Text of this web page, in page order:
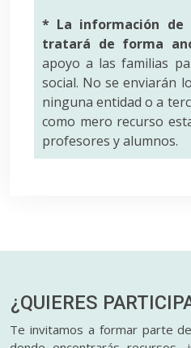
* La información de
tratará de forma
apoyo a las familias
social. No se enviarán
ninguna entidad o a
como mero recurso
profesores y alumnos.
¿QUIERES
Te invitamos a formar parte